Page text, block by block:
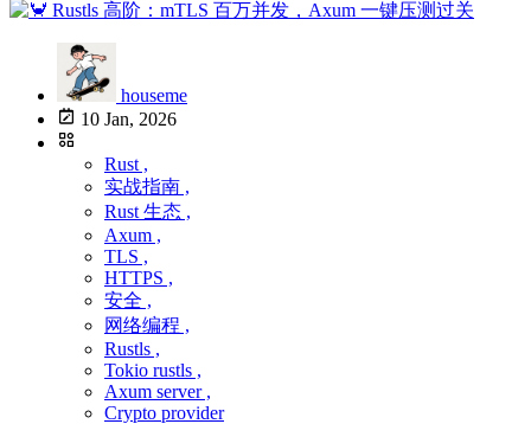
houseme
10 Jan, 2026
Rust ,
实战指南 ,
Rust 生态 ,
Axum ,
TLS ,
HTTPS ,
安全 ,
网络编程 ,
Rustls ,
Tokio rustls ,
Axum server ,
Crypto provider